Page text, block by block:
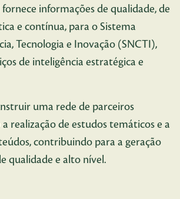
fornece informações de qualidade, de
e contínua, para o Sistema
Tecnologia e Inovação (SNCTI),
de inteligência estratégica e
uma rede de parceiros
realização de estudos temáticos e a
contribuindo para a geração
qualidade e alto nível.